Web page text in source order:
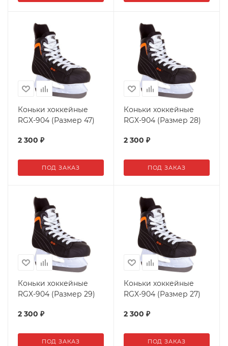
Коньки хоккейные
RGX-904 (Размер 47)
2 300 ₽
ПОД ЗАКАЗ
Коньки хоккейные
RGX-904 (Размер 28)
2 300 ₽
ПОД ЗАКАЗ
Коньки хоккейные
RGX-904 (Размер 29)
2 300 ₽
ПОД ЗАКАЗ
Коньки хоккейные
RGX-904 (Размер 27)
2 300 ₽
ПОД ЗАКАЗ